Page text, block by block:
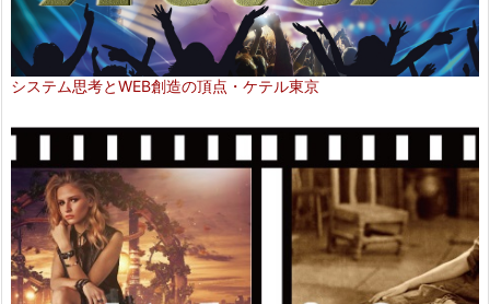
システム思考とWEB創造の頂点・ケテル東京